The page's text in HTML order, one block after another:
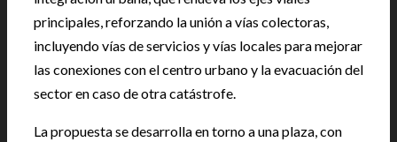
principales, reforzando la unión a vías colectoras,
incluyendo vías de servicios y vías locales para mejorar
las conexiones con el centro urbano y la evacuación del
sector en caso de otra catástrofe.
La propuesta se desarrolla en torno a una plaza, con